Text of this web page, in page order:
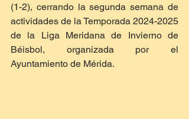
(1-2), cerrando la segunda semana de
actividades de la Temporada 2024-2025
de la Liga Meridana de Invierno de
Béisbol, organizada por el
Ayuntamiento de Mérida.